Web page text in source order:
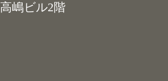
高嶋ビル2階